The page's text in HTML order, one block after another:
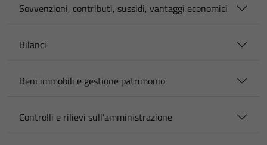
Sovvenzioni, contributi, sussidi, vantaggi economici
Bilanci
Beni immobili e gestione patrimonio
Controlli e rilievi sull'amministrazione